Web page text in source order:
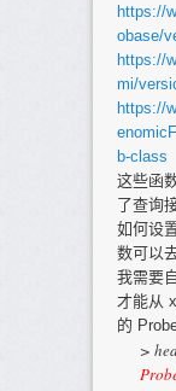
https://
obase/
https://
mi/
https://
b-class
这些函
了查询
如何设
数可以
我需要
才能从
的
>